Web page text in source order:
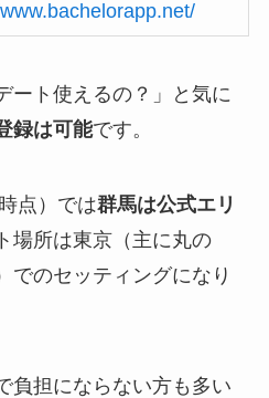
ート使えるの？」と気に
録は可能です。
点）では群馬は公式エリ
場所は東京（主に丸の
でのセッティングになり
負担にならない方も多い